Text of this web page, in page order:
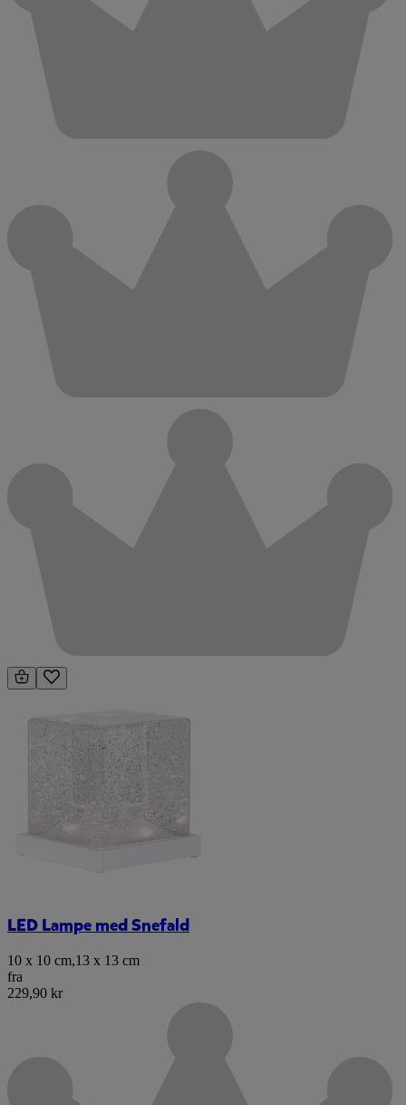
LED Lampe med Snefald
10 x 10 cm,13 x 13 cm
fra
229,90 kr